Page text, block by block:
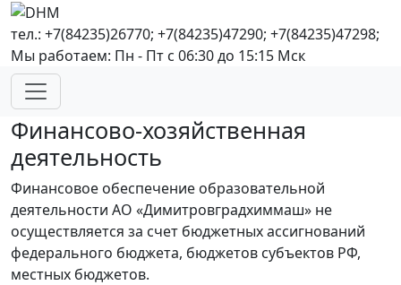
тел.: +7(84235)26770; +7(84235)47290; +7(84235)47298;
Мы работаем: Пн - Пт с 06:30 до 15:15 Мск
Финансово-хозяйственная
деятельность
Финансовое обеспечение образовательной
деятельности АО «Димитровградхиммаш» не
осуществляется за счет бюджетных ассигнований
федерального бюджета, бюджетов субъектов РФ,
местных бюджетов.